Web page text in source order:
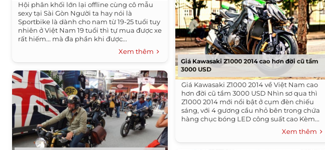
Hội phân khối lớn lại offline cùng cô mẫu
sexy tại Sài Gòn Người ta hay nói là
Sportbike là dành cho nam từ 19-25 tuổi tuy
nhiên ở Việt Nam 19 tuổi thì tự mua được xe
rất hiếm... mà đa phần khi được...
Xem thêm
Giá Kawasaki Z1000 2014 cao hơn đời cũ tầm
3000 USD
Giá Kawasaki Z1000 2014 về Việt Nam cao
hơn đời cũ tầm 3000 USD Nhìn sơ qua thì
Z1000 2014 mới nổi bật ở cụm đèn chiếu
sáng, với 4 gương cầu nhỏ bên trong chứa
hàng chục bóng LED công suất cao​ Kèm...
Xem thêm